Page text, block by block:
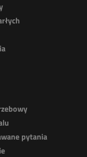
pytania